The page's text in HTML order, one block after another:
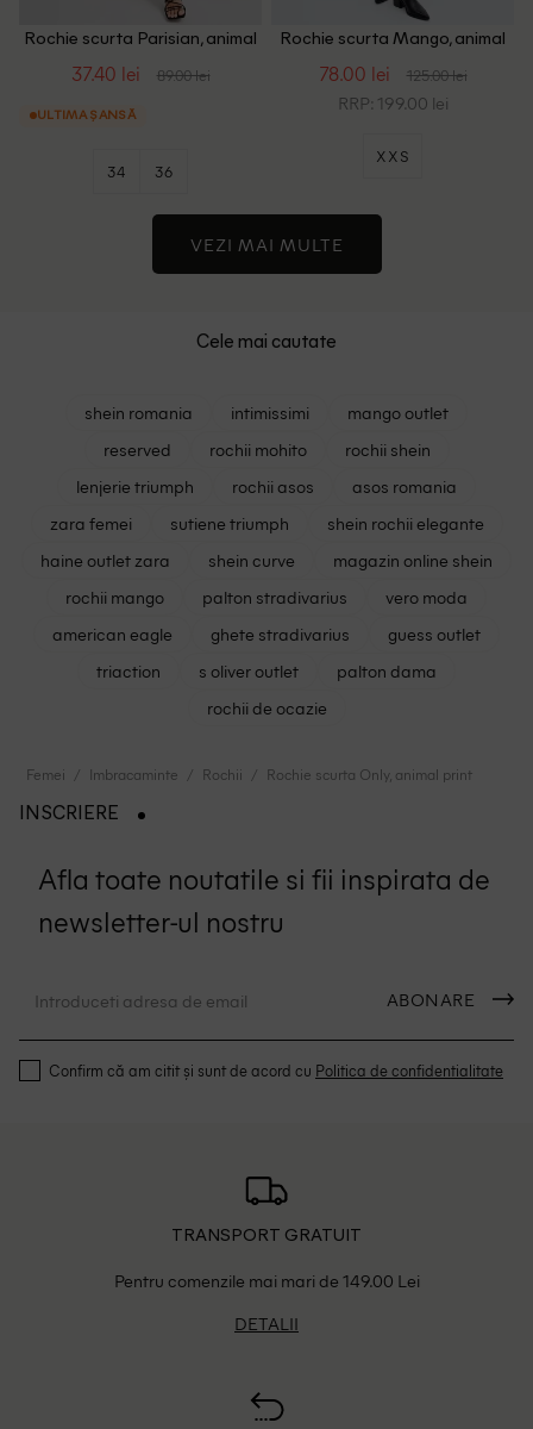
Rochie scurta Parisian, animal
37.40 lei 89.00 lei
ULTIMA ȘANSĂ
34 36
Rochie scurta Mango, animal
78.00 lei 125.00 lei
RRP: 199.00 lei
XXS
VEZI MAI MULTE
Cele mai cautate
shein romania intimissimi
mango outlet
reserved
rochii mohito
rochii shein
lenjerie triumph
rochii asos
asos romania
zara femei
sutiene triumph
shein rochii elegante
haine outlet zara
shein curve
magazin online shein
rochii mango
palton stradivarius
vero moda
american eagle
ghete stradivarius
guess outlet
triaction
s oliver outlet
palton dama
rochii de ocazie
Femei Imbracaminte Rochii Rochie scurta Only, animal print
INSCRIERE
Afla toate noutatile si fii inspirata de
newsletter-ul nostru
ABONARE
Confirm că am citit și sunt de acord cu Politica de confidentialitate
TRANSPORT GRATUIT
Pentru comenzile mai mari de 149.00 Lei
DETALII